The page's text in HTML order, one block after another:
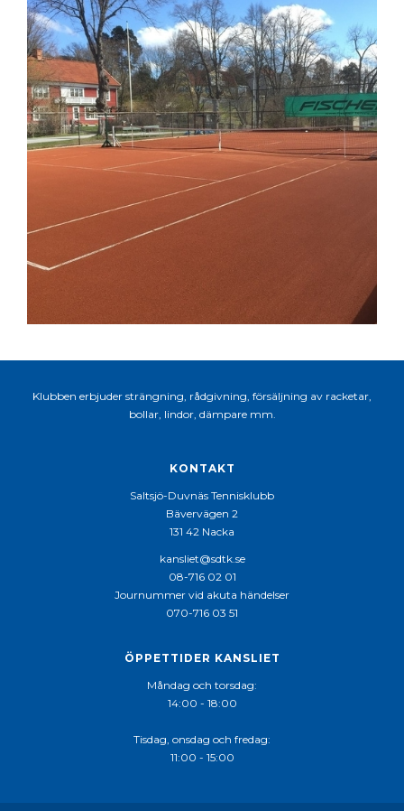
Klubben erbjuder strängning, rådgivning, försäljning av racketar,
bollar, lindor, dämpare mm.
KONTAKT
Saltsjö-Duvnäs Tennisklubb
Bävervägen 2
131 42 Nacka
kansliet@sdtk.se
08-716 02 01
Journummer vid akuta händelser
070-716 03 51
ÖPPETTIDER KANSLIET
Måndag och torsdag:
14:00 - 18:00
Tisdag, onsdag och fredag:
11:00 - 15:00